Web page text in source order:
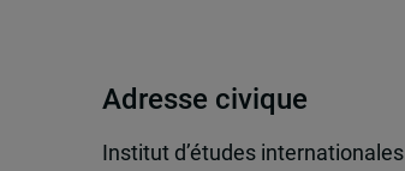
Adresse civique
Institut d’études internationales